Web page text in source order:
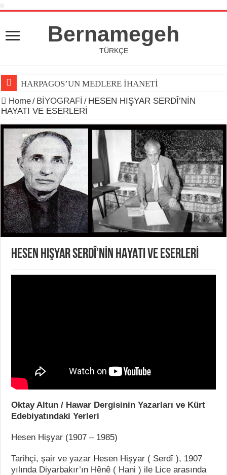
Bernamegeh
TÜRKÇE
HARPAGOS’UN MEDLERE İHANETİ
Home/ BİYOGRAFİ / HESEN HIŞYAR SERDÎ’NİN
HAYATI VE ESERLERİ
HESEN HIŞYAR SERDÎ’NİN HAYATI VE ESERLERİ
Oktay Altun / Hawar Dergisinin Yazarları ve Kürt
Edebiyatındaki Yerleri
Hesen Hişyar (1907 – 1985)
Tarihçi, şair ve yazar Hesen Hişyar ( Serdî ), 1907
yılında Diyarbakır’ın Hênê ( Hani ) ile Lice arasında